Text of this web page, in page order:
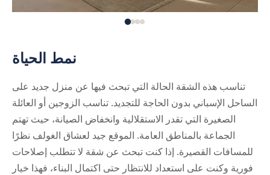
نمط الحياة
تناسب هذه الشقة الحالة التي تبحث فيها عن منزل جديد على
الساحل الإسباني بدون الحاجة للتجديد. تناسب الزوجين أو العائلة
الصغيرة التي تقدر الاستقلالية وانخفاض الصيانة، حيث تهتم
الجماعة بالمناطق العامة. الموقع جيد لعشاق الغولف نظرًا
للمسافات القصيرة. إذا كنت تبحث عن شقة لا تتطلب إصلاحات
فورية وكنت على استعداد للانتظار حتى اكتمال البناء، فهذا خيار